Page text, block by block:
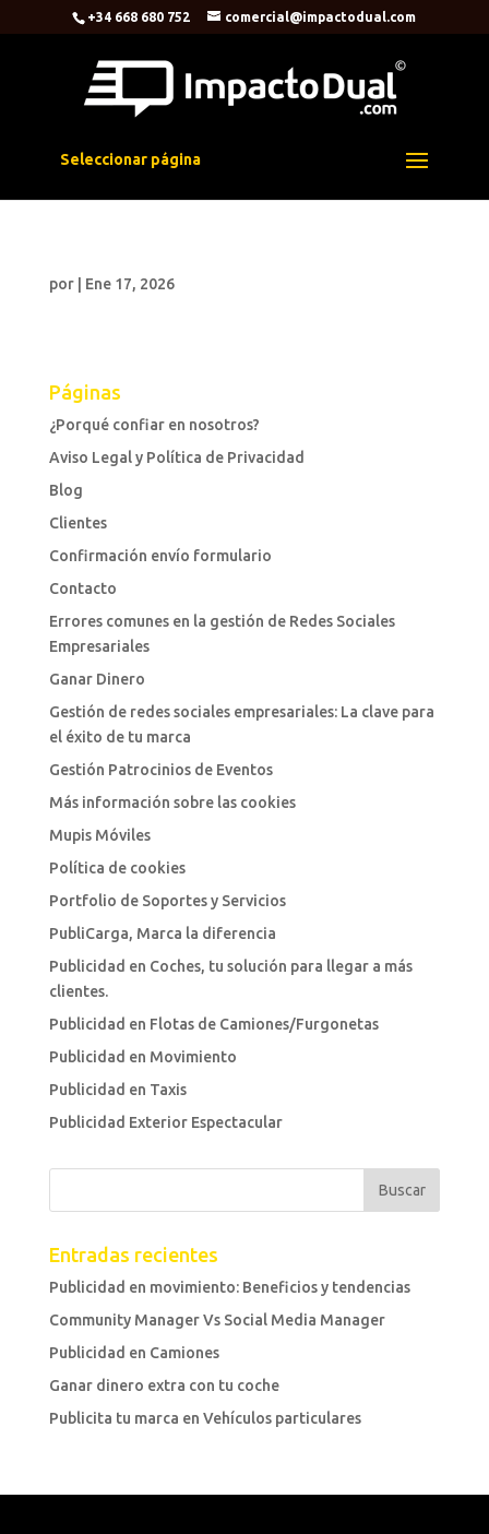
+34 668 680 752 comercial@impactodual.com
Seleccionar página
por Ene 17, 2026
Páginas
¿Porqué confiar en nosotros?
Aviso Legal y Política de Privacidad
Blog
Clientes
Confirmación envío formulario
Contacto
Errores comunes en la gestión de Redes Sociales
Empresariales
Ganar Dinero
Gestión de redes sociales empresariales: La clave para
el éxito de tu marca
Gestión Patrocinios de Eventos
Más información sobre las cookies
Mupis Móviles
Política de cookies
Portfolio de Soportes y Servicios
PubliCarga, Marca la diferencia
Publicidad en Coches, tu solución para llegar a más
clientes.
Publicidad en Flotas de Camiones/Furgonetas
Publicidad en Movimiento
Publicidad en Taxis
Publicidad Exterior Espectacular
Entradas recientes
Publicidad en movimiento: Beneficios y tendencias
Community Manager Vs Social Media Manager
Publicidad en Camiones
Ganar dinero extra con tu coche
Publicita tu marca en Vehículos particulares